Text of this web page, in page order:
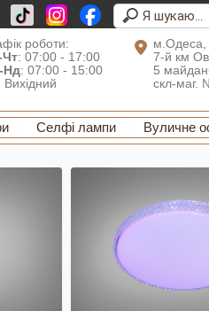
роботи:
Чт: 07:00 - 17:00
Нд: 07:00 - 15:00
Вихідний
м.Одеса,
7-й км
5
скл-маг.
Селфі лампи Вуличне